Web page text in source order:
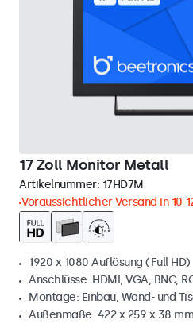
17 Zoll Monitor Metall
Artikelnummer: 17HD7M
Voraussichtlicher Versand in 10-
1920 x 1080 Auflösung (Full HD)
Anschlüsse: HDMI, VGA, BNC,
Montage: Einbau, Wand- und
Außenmaße: 422 x 259 x 38 mm